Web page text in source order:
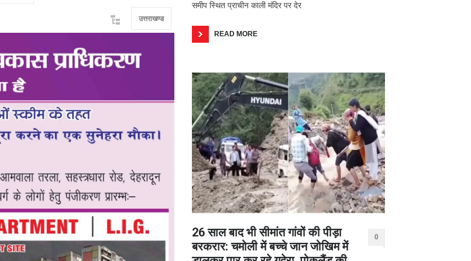
उत्तराखण्ड
समीप स्थित प्राचीन काली मंदिर पर देर
READ MORE
26 साल बाद भी सीमांत गांवों की पीड़ा
बरकरार: चमोली में बच्चे जान जोखिम में
0